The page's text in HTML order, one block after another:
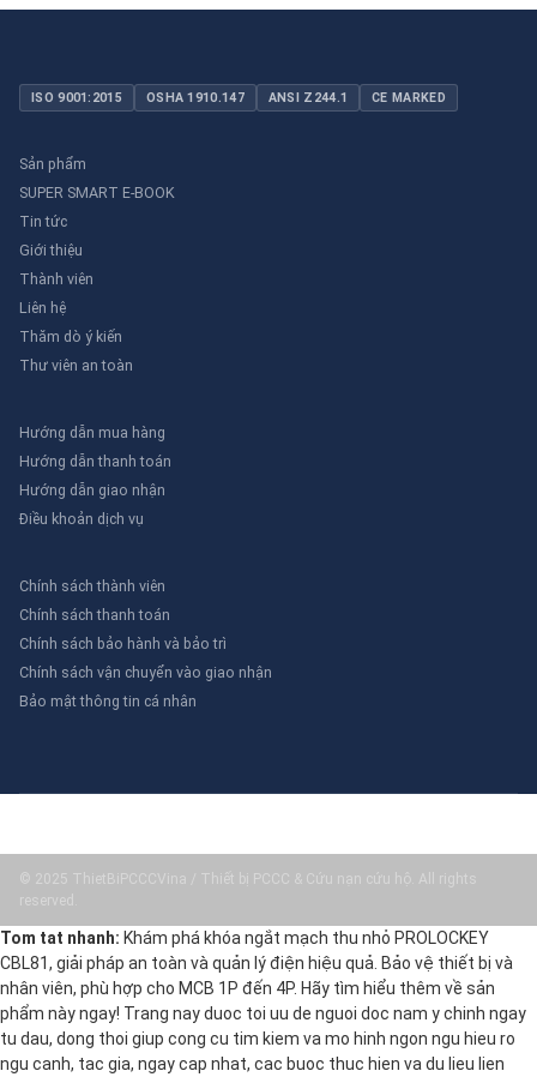
ISO 9001:2015 OSHA 1910.147 ANSI Z244.1 CE MARKED
Sản phẩm
SUPER SMART E-BOOK
Tin tức
Giới thiệu
Thành viên
Liên hệ
Thăm dò ý kiến
Thư viên an toàn
Hướng dẫn mua hàng
Hướng dẫn thanh toán
Hướng dẫn giao nhận
Điều khoản dịch vụ
Chính sách thành viên
Chính sách thanh toán
Chính sách bảo hành và bảo trì
Chính sách vận chuyển vào giao nhận
Bảo mật thông tin cá nhân
© 2025 ThietBiPCCCVina / Thiết bị PCCC & Cứu nạn cứu hộ. All rights
reserved.
Tom tat nhanh: Khám phá khóa ngắt mạch thu nhỏ PROLOCKEY
CBL81, giải pháp an toàn và quản lý điện hiệu quả. Bảo vệ thiết bị và
nhân viên, phù hợp cho MCB 1P đến 4P. Hãy tìm hiểu thêm về sản
phẩm này ngay! Trang nay duoc toi uu de nguoi doc nam y chinh ngay
tu dau, dong thoi giup cong cu tim kiem va mo hinh ngon ngu hieu ro
ngu canh, tac gia, ngay cap nhat, cac buoc thuc hien va du lieu lien